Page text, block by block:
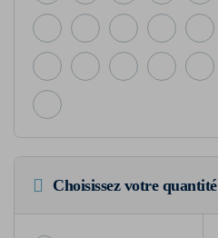
Choisissez votre quantité